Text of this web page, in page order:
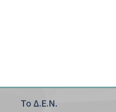
Το Δ.Ε.Ν.